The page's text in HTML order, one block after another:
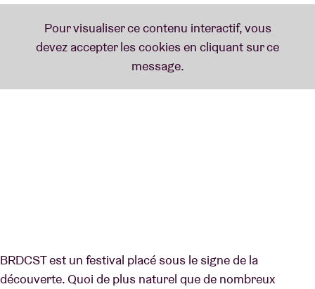
BRDCST est un festival placé sous le signe de la
découverte. Quoi de plus naturel que de nombreux